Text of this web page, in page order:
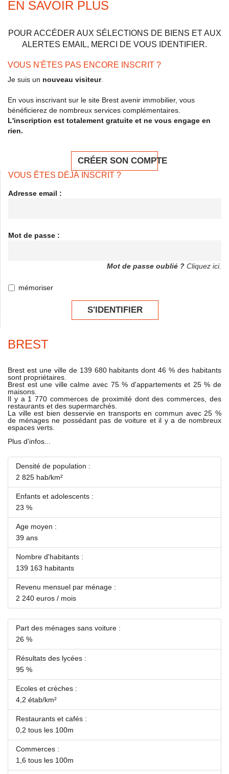
EN SAVOIR PLUS
POUR ACCÉDER AUX SÉLECTIONS DE BIENS ET AUX
ALERTES EMAIL, MERCI DE VOUS IDENTIFIER.
VOUS N'ÊTES PAS ENCORE INSCRIT ?
Je suis un nouveau visiteur.
En vous inscrivant sur le site Brest avenir immobilier, vous
bénéficierez de nombreux services complémentaires.
L'inscription est totalement gratuite et ne vous engage en
rien.
CRÉER SON COMPTE
VOUS ÊTES DÉJÀ INSCRIT ?
Adresse email :
Mot de passe :
Mot de passe oublié ? Cliquez ici.
mémoriser
S'IDENTIFIER
BREST
Brest est une ville de 139 680 habitants dont 46 % des habitants
sont propriétaires.
Brest est une ville calme avec 75 % d'appartements et 25 % de
maisons.
Il y a 1 770 commerces de proximité dont des commerces, des
restaurants et des supermarchés.
La ville est bien desservie en transports en commun avec 25 %
de ménages ne possédant pas de voiture et il y a de nombreux
espaces verts.
Plus d'infos...
Densité de population :
2 825 hab/km²
Enfants et adolescents :
23 %
Age moyen :
39 ans
Nombre d'habitants :
139 163 habitants
Revenu mensuel par ménage :
2 240 euros / mois
Part des ménages sans voiture :
26 %
Résultats des lycées :
95 %
Ecoles et crèches :
4,2 étab/km²
Restaurants et cafés :
0,2 tous les 100m
Commerces :
1,6 tous les 100m